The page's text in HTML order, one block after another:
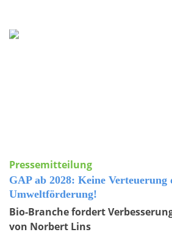
Pressemitteilung
GAP ab 2028: Keine Verteuerung
Umweltförderung!
Bio-Branche fordert
von Norbert Lins